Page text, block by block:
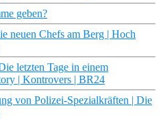
geben?
neuen Chefs am Berg | Hoch
letzten Tage in einem
| Kontrovers | BR24
von Polizei-Spezialkräften | Die